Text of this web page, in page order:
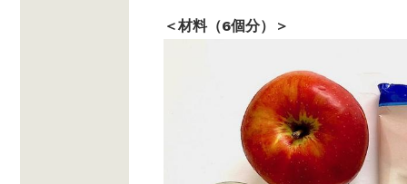
＜材料（6個分）＞